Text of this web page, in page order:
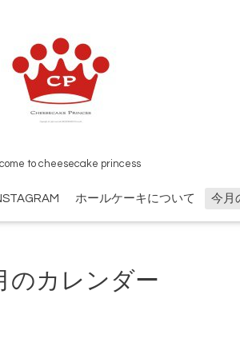
to cheesecake princess
ホールケーキについて 今月
のカレンダー